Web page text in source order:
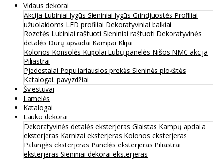
Vidaus dekorai
Akcija Lubiniai lygūs Sieniniai lygūs Grindjuostės Profiliai
užuolaidoms LED profiliai Dekoratyviniai balkiai
Rozetės Lubiniai raštuoti Sieniniai raštuoti Dekoratyvinės
detalės Durų apvadai Kampai Klijai
Kolonos Konsolės Kupolai Lubų panelės Nišos NMC akcija
Piliastrai
Pjedestalai Populiariausios prekės Sieninės plokštės
Katalogai. pavyzdžiai
Šviestuvai
Lamelės
Katalogai
Lauko dekorai
Dekoratyvinės detalės eksterjeras Glaistas Kampų apdaila
eksterjeras Karnizai eksterjeras Kolonos eksterjeras
Palangės eksterjeras Panelės eksterjeras Piliastrai
eksterjeras Sieniniai dekorai eksterjeras